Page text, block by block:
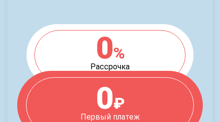
0%
Рассрочка
0₽
Первый платеж